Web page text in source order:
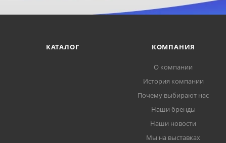
КАТАЛОГ КОМПАНИЯ
О компании
История компании
Почему выбирают нас
Наши бренды
Наши новости
Мы на выставках